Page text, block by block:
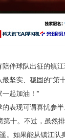
伴球队出征的镇江
坚实、稳固的“第
起加油！”
的表现可谓喜忧参
第十。不过，虽然
。如果能从镇江